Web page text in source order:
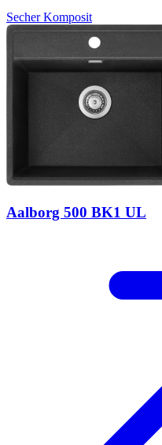
SecherKomposit
Aalborg 500 BK1 UL